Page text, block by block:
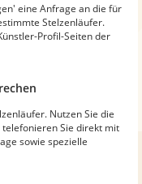
eine Anfrage an die für
Stelzenläufer.
Profil-Seiten der
Nutzen Sie die
Sie direkt mit
sowie spezielle